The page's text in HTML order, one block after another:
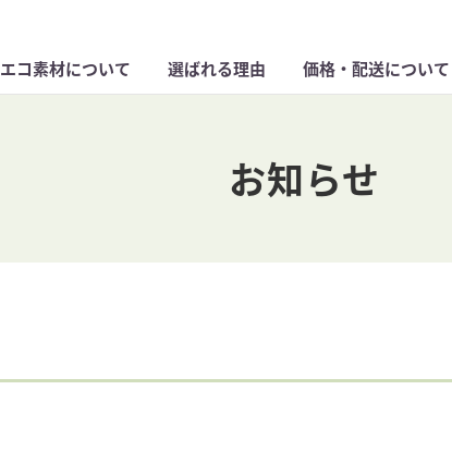
エコ素材について 選ばれる理由 価格・配送について
お知らせ